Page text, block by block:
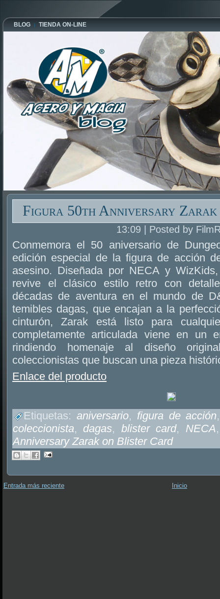
BLOG TIENDA ON-LINE
Figura 50th Anniversary
13:09 | Posted by
Conmemora el 50 aniversario de
edición especial de la figura de acción
asesino. Diseñada por NECA y
revive el clásico estilo retro con
décadas de aventura en el mundo de
temibles dagas, que encajan a la
cinturón, Zarak está listo para
completamente articulada viene en un
rindiendo homenaje al diseño
coleccionistas que buscan una pieza
Enlace del producto
Etiquetas: aniversario, figura de acción
coleccionista, dagas, blister card, NECA
Anniversary Zarak on Blister Card
Entrada más reciente Inicio